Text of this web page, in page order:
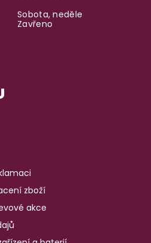
Sobota, neděle
Zavřeno
zboží
akce